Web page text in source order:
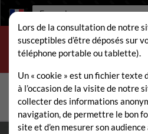
Langue :
Rechercher
Lors de la consultation de notre
susceptibles d’être déposés sur
téléphone portable ou tablette).
Un « cookie » est un fichier texte
à l’occasion de la visite de notre
collecter des informations
navigation, de permettre le bon
site et d’en mesurer son